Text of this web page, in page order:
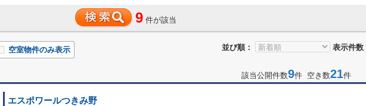
9 件が該当
並び順： 表示件数
空室物件のみ表示
該当公開件数9件 空き数21件
エスポワールつきみ野